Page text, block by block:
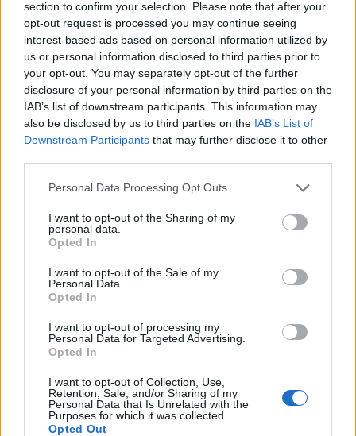
section to confirm your selection. Please note that after your
opt-out request is processed you may continue seeing
interest-based ads based on personal information utilized by
us or personal information disclosed to third parties prior to
your opt-out. You may separately opt-out of the further
disclosure of your personal information by third parties on the
IAB’s list of downstream participants. This information may
also be disclosed by us to third parties on the IAB’s List of
Downstream Participants that may further disclose it to other
Please note that this website/app uses one or more Google
not limited to your visit or usage behaviour. You may click to
grant or deny consent to Google and its third-party tags to
use your data for below specified purposes in below Google
consent section.
Personal Data Processing Opt Outs
I want to opt-out of the Sharing of my
personal data.
Opted In
I want to opt-out of the Sale of my
Personal Data.
Opted In
I want to opt-out of processing my
Personal Data for Targeted Advertising.
Opted In
I want to opt-out of Collection, Use,
Retention, Sale, and/or Sharing of my
Personal Data that Is Unrelated with the
Purposes for which it was collected.
Opted Out
Cipriani è disponibile nello store online del club,
posizionata comeoggetto culturalee strumento di
comunicazione dell’identità del progetto.
AUTORE
Beatrice Bonaventura
Beatrice Bonaventura ricorda la decisione di
servizio su sartorie locali; da allora guida
scelte stilistiche pratiche per lettori. In
redazione propone palette sobrie e mantiene
un archivio personale di tagli e cartamodelli